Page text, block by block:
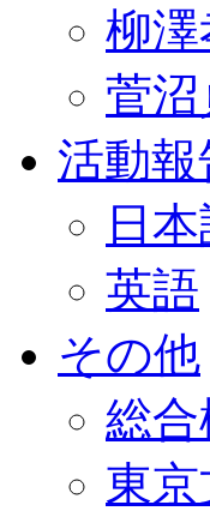
柳
菅
活動報
日
英語
その他
総合
東